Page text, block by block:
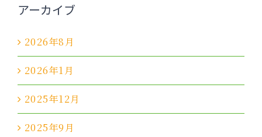
アーカイブ
2026年8月
2026年1月
2025年12月
2025年9月